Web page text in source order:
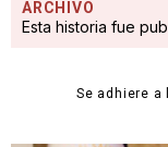
ARCHIVO
Esta historia fue
Se adhiere